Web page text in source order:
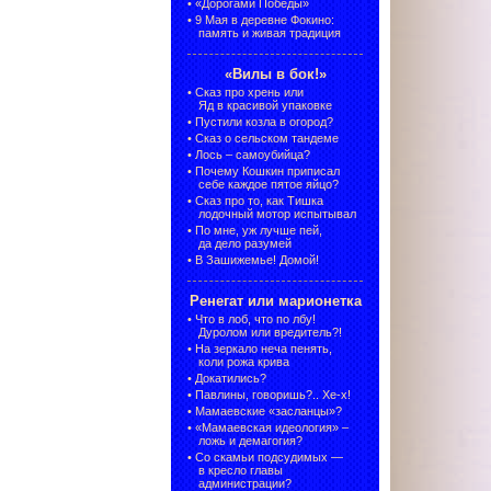
• «Дорогами Победы»
• 9 Мая в деревне Фокино:
память и живая традиция
«Вилы в бок!»
• Сказ про хрень или
Яд в красивой упаковке
• Пустили козла в огород?
• Сказ о сельском тандеме
• Лось – самоубийца?
• Почему Кошкин приписал
себе каждое пятое яйцо?
• Сказ про то, как Тишка
лодочный мотор испытывал
• По мне, уж лучше пей,
да дело разумей
• В Зашижемье! Домой!
Ренегат или марионетка
• Что в лоб, что по лбу!
Дуролом или вредитель?!
• На зеркало неча пенять,
коли рожа крива
• Докатились?
• Павлины, говоришь?.. Хе-х!
• Мамаевские «засланцы»?
• «Мамаевская идеология» –
ложь и демагогия?
• Со скамьи подсудимых —
в кресло главы
администрации?